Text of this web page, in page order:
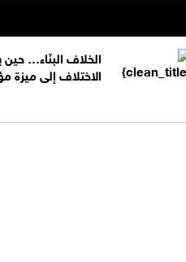
الخلاف البنّاء…
الاختلاف إلى ميزة